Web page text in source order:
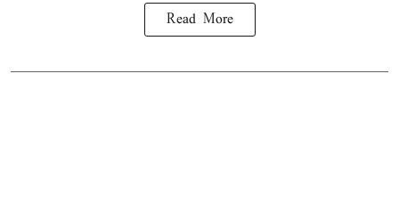
Read More